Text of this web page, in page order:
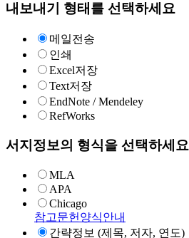
내보내기 형태를 선택하세요
메일전송
인쇄
Excel저장
Text저장
EndNote / Mendeley
RefWorks
서지정보의 형식을 선택하세요
MLA
APA
Chicago
참고문헌양식안내
간략정보 (제목, 저자, 연도)